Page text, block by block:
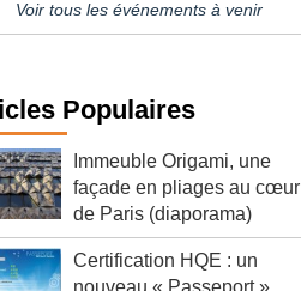
Voir tous les événements à venir
Populaires
Immeuble Origami, une
façade en pliages au cœur
de Paris (diaporama)
Certification HQE : un
nouveau « Passeport »